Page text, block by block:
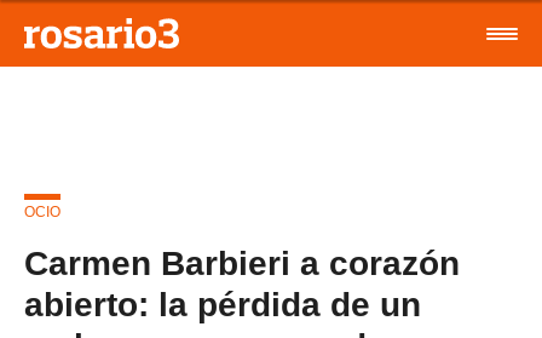
OCIO
Carmen Barbieri a corazón
abierto: la pérdida de un